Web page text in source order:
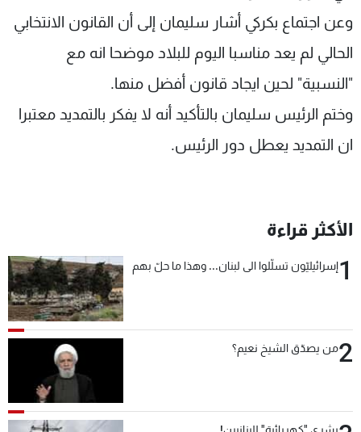
وعن اجتماع بكركي أشار سليمان إلى أن القانون الانتخابي
الحالي لم يعد مناسبا اليوم للبلاد موضحا انه مع
"النسبية" لحين ايجاد قانون أفضل منها.
وختم الرئيس سليمان بالتأكيد أنه لا يفكر بالتمديد معتبرا
ان التمديد يعطل دور الرئيس.
الأكثر قراءة
1إسرائيليّون تسلّلوا الى لبنان... وهذا ما حلّ بهم
2من يصدّق الشيخ نعيم؟